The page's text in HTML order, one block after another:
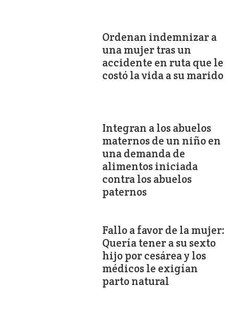
Ordenan indemnizar a
una mujer tras un
accidente en ruta que le
costó la vida a su marido
Integran a los abuelos
maternos de un niño en
una demanda de
alimentos iniciada
contra los abuelos
paternos
Fallo a favor de la mujer:
Quería tener a su sexto
hijo por cesárea y los
médicos le exigían
parto natural